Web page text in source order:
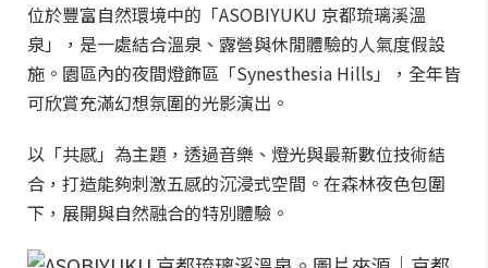
位於豐富自然環境中的「ASOBIYUKU 京都琉璃溪溫
泉」，是一處結合溫泉、露營與休閒體驗的人氣度假設
施。園區內的夜間燈飾區「Synesthesia Hills」，全年皆
可欣賞充滿幻想氛圍的光影演出。
以「共感」為主題，透過音樂、燈光與最新數位技術結
合，打造能夠刺激五感的沉浸式空間。在森林夜色包圍
下，展開與自然融合的特別體驗。